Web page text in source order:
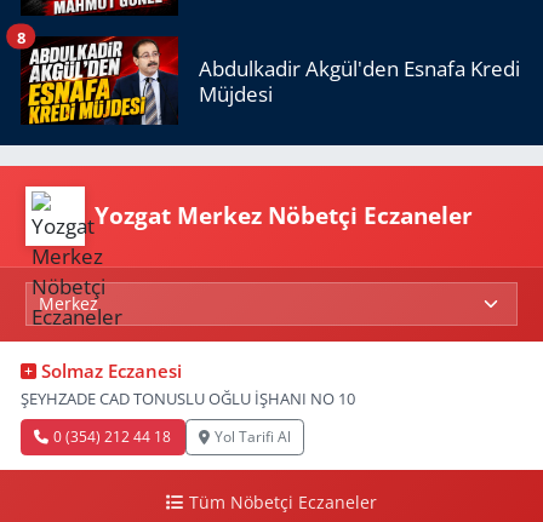
Abdulkadir Akgül'den Esnafa Kredi
Müjdesi
8
Yozgat Merkez Nöbetçi Eczaneler
Solmaz Eczanesi
ŞEYHZADE CAD TONUSLU OĞLU İŞHANI NO 10
0 (354) 212 44 18 Yol Tarifi Al
Tüm Nöbetçi Eczaneler